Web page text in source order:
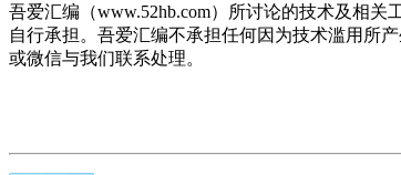
吾爱汇编（www.52hb.com）所讨论的技术及相
自行承担。吾爱汇编不承担任何因为技术滥用所
或微信与我们联系处理。